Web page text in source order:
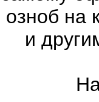
на
и